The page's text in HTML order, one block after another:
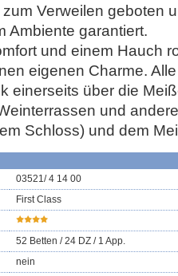
Verweilen geboten
Ambiente garantiert.
und einem Hauch
eigenen Charme.
einerseits über die
und
Schloss) und dem
03521/ 4 14 00
First Class
52 Betten /24 DZ / 1 App.
nein